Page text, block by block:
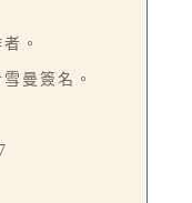
。
曼簽名。